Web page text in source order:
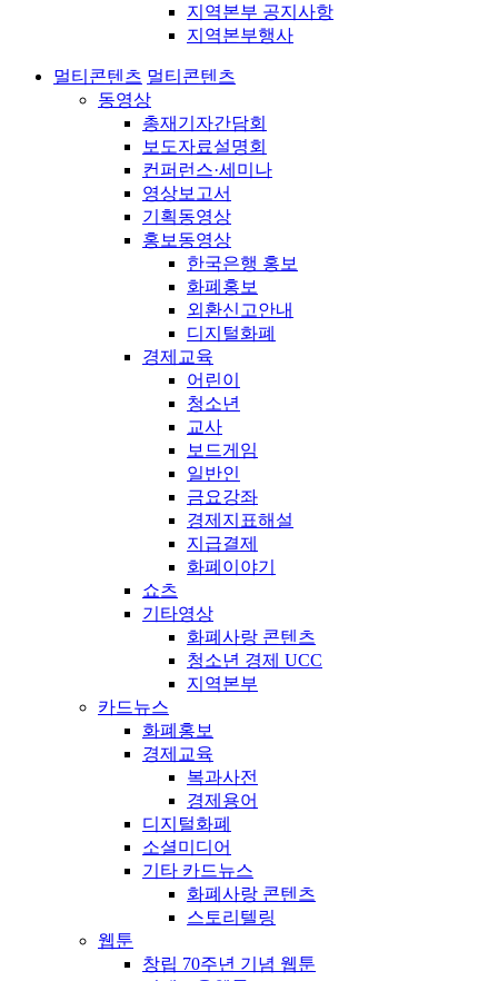
지역본부 공지사항
지역본부행사
멀티콘텐츠 멀티콘텐츠
동영상
총재기자간담회
보도자료설명회
컨퍼런스·세미나
영상보고서
기획동영상
홍보동영상
한국은행 홍보
화폐홍보
외환신고안내
디지털화폐
경제교육
어린이
청소년
교사
보드게임
일반인
금요강좌
경제지표해설
지급결제
화폐이야기
쇼츠
기타영상
화폐사랑 콘텐츠
청소년 경제 UCC
지역본부
카드뉴스
화폐홍보
경제교육
복과사전
경제용어
디지털화폐
소셜미디어
기타 카드뉴스
화폐사랑 콘텐츠
스토리텔링
웹툰
창립 70주년 기념 웹툰